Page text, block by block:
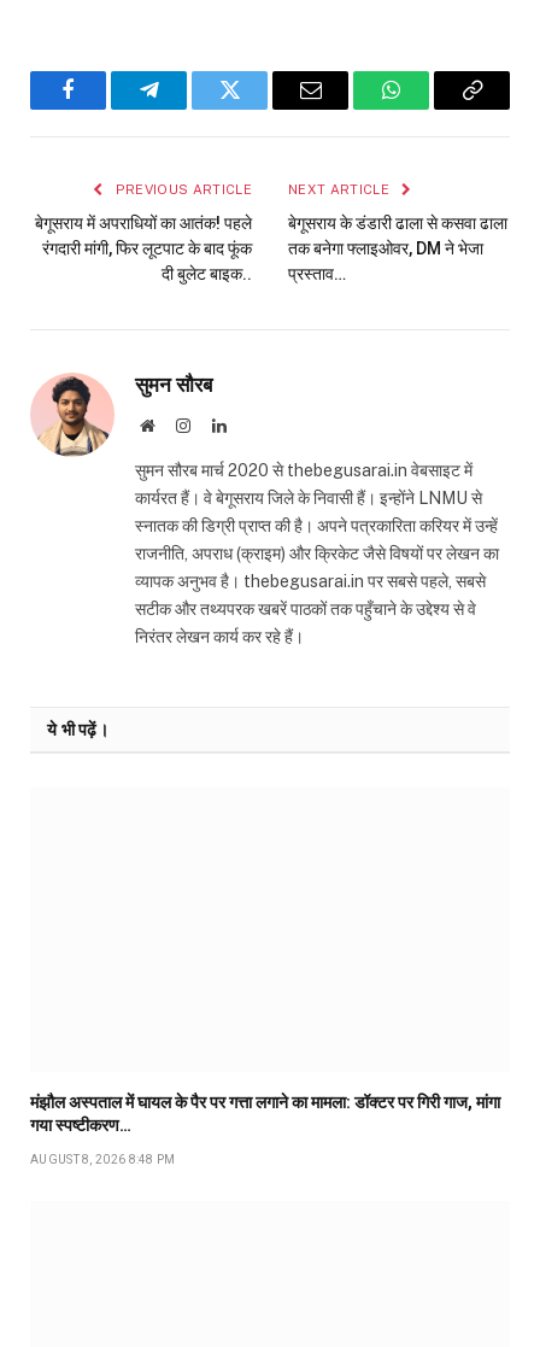
FacebookTelegramTwitter Email WhatsAppCopy
PREVIOUS ARTICLE
बेगूसराय में अपराधियों का आतंक! पहले
रंगदारी मांगी, फिर लूटपाट के बाद फूंक
दी बुलेट बाइक..
NEXT ARTICLE
बेगूसराय के डंडारी ढाला से कसवा ढाला
तक बनेगा फ्लाइओवर, DM ने भेजा
प्रस्ताव…
सुमन सौरब
WebsiteInstagramLinkedIn
सुमन सौरब मार्च 2020 से thebegusarai.in वेबसाइट में
कार्यरत हैं। वे बेगूसराय जिले के निवासी हैं। इन्होंने LNMU से
स्नातक की डिग्री प्राप्त की है। अपने पत्रकारिता करियर में उन्हें
राजनीति, अपराध (क्राइम) और क्रिकेट जैसे विषयों पर लेखन का
व्यापक अनुभव है। thebegusarai.in पर सबसे पहले, सबसे
सटीक और तथ्यपरक खबरें पाठकों तक पहुँचाने के उद्देश्य से वे
निरंतर लेखन कार्य कर रहे हैं।
ये भी पढ़ें।
मंझौल अस्पताल में घायल के पैर पर गत्ता लगाने का मामला: डॉक्टर पर गिरी गाज, मांगा
गया स्पष्टीकरण…
AUGUST 8, 2026 8:48 PM